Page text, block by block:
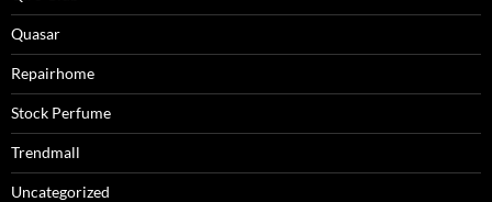
Quasar
Repairhome
Stock Perfume
Trendmall
Uncategorized